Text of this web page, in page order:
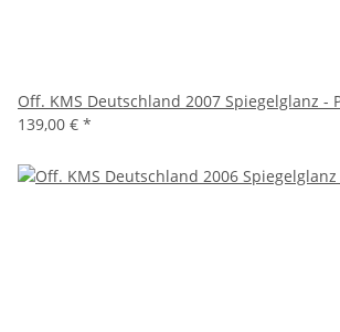
Off. KMS Deutschland 2007 Spiegelglanz -
139,00 € *